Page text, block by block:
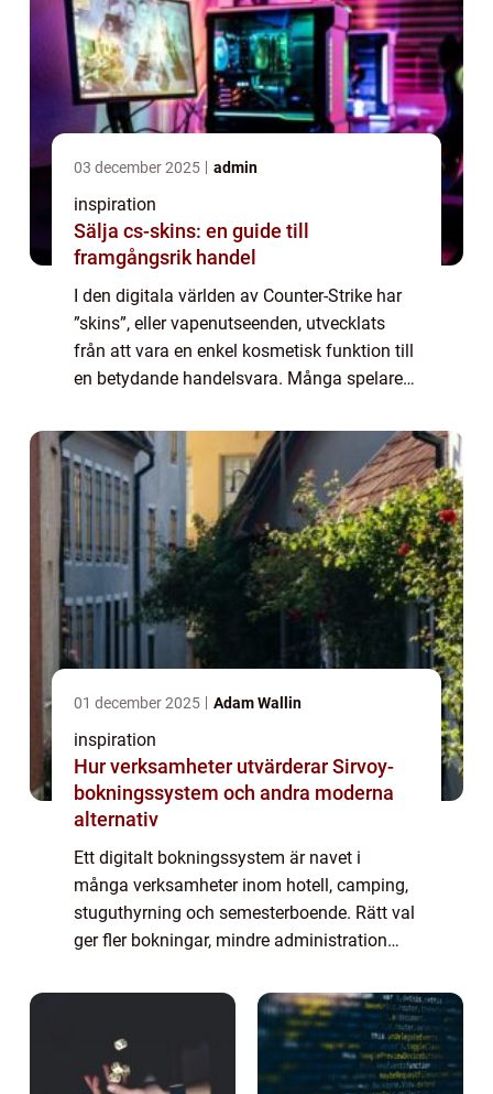
03 december 2025 admin
inspiration
Sälja cs-skins: en guide till
framgångsrik handel
I den digitala världen av Counter-Strike har
”skins”, eller vapenutseenden, utvecklats
från att vara en enkel kosmetisk funktion till
en betydande handelsvara. Många spelare
01 december 2025 Adam Wallin
inspiration
Hur verksamheter utvärderar Sirvoy-
bokningssystem och andra moderna
alternativ
Ett digitalt bokningssystem är navet i
många verksamheter inom hotell, camping,
stuguthyrning och semesterboende. Rätt val
ger fler bokningar, mindre administration
skapar dubbeljobb, tappade in...